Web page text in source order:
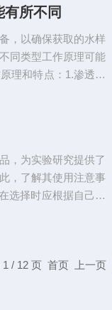
塞密封良好；测试绞
所不同
，以确保获取的水样
同类型工作原理可能
理和特点：1.渗透泵
采样室。由于半透膜
，为实验研究提供了
，了解其使用注意事
选择时应根据自己的
明书在使用之前，用
1 / 12 页 首页 上一页